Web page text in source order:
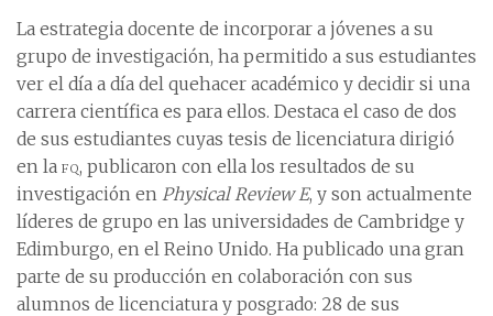
La estrategia docente de incorporar a jóvenes a su
grupo de investigación, ha permitido a sus estudiantes
ver el día a día del quehacer académico y decidir si una
carrera científica es para ellos. Destaca el caso de dos
de sus estudiantes cuyas tesis de licenciatura dirigió
en la fq, publicaron con ella los resultados de su
investigación en Physical Review E, y son actualmente
líderes de grupo en las universidades de Cambridge y
Edimburgo, en el Reino Unido. Ha publicado una gran
parte de su producción en colaboración con sus
alumnos de licenciatura y posgrado: 28 de sus